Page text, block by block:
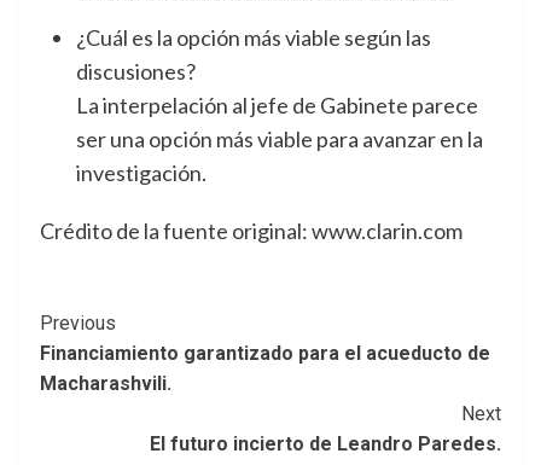
¿Cuál es la opción más viable según las
discusiones?
La interpelación al jefe de Gabinete parece
ser una opción más viable para avanzar en la
investigación.
Crédito de la fuente original: www.clarin.com
Post
Navigation
Previous
Financiamiento garantizado para el acueducto de
Macharashvili.
Next
El futuro incierto de Leandro Paredes.